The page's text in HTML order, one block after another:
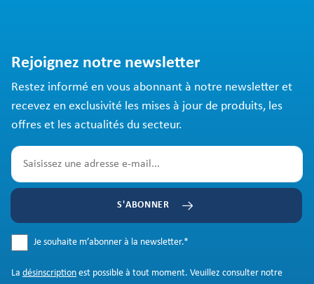
Rejoignez notre newsletter
Restez informé en vous abonnant à notre newsletter et
recevez en exclusivité les mises à jour de produits, les
offres et les actualités du secteur.
S'ABONNER
Je souhaite m’abonner à la newsletter.*
La désinscription est possible à tout moment. Veuillez consulter notre